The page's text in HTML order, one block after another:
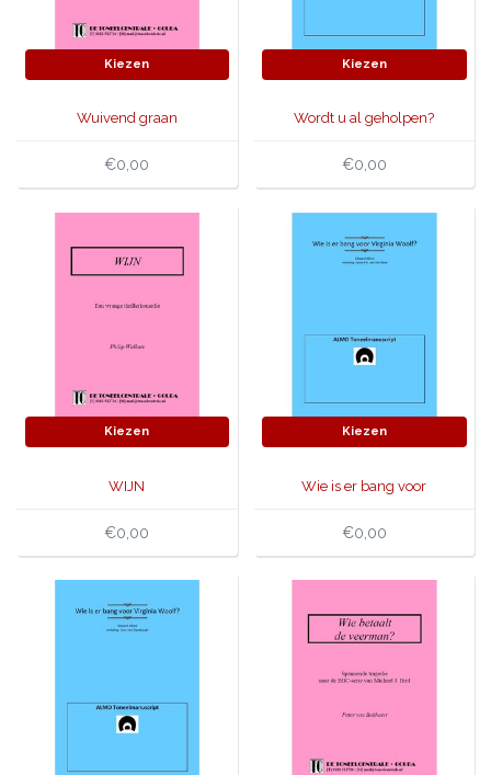
Kiezen
Wuivend graan
€0,00
Kiezen
Wordt u al geholpen?
€0,00
Kiezen
WIJN
€0,00
Kiezen
Wie is er bang voor
€0,00